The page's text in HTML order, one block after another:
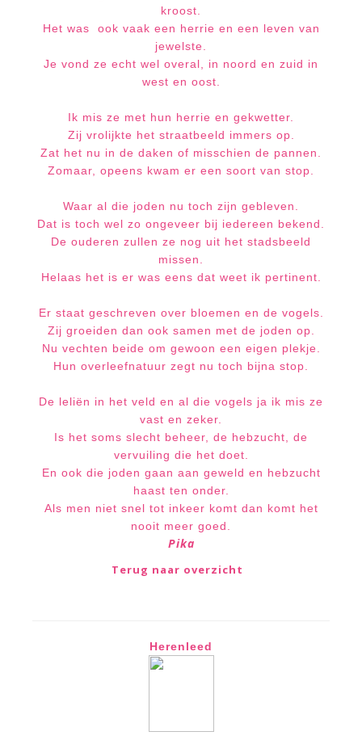
kroost.
Het was
ook vaak een herrie en een leven van
jewelste.
Je vond ze echt wel overal, in noord en zuid in
west en oost.
Ik mis ze met hun herrie en gekwetter.
Zij vrolijkte het straatbeeld immers op.
Zat het nu in de daken of misschien de pannen.
Zomaar, opeens kwam er een soort van stop.
Waar al die joden nu toch zijn gebleven.
Dat is toch wel zo ongeveer bij iedereen bekend.
De ouderen zullen ze nog uit het stadsbeeld
missen.
Helaas het is er was eens dat weet ik pertinent.
Er staat geschreven over bloemen en de vogels.
Zij groeiden dan ook samen met de joden op.
Nu vechten beide om gewoon een eigen plekje.
Hun overleefnatuur zegt nu toch bijna stop.
De leliën in het veld en al die vogels ja ik mis ze
vast en zeker.
Is het soms slecht beheer, de hebzucht, de
vervuiling die het doet.
En ook die joden gaan aan geweld en hebzucht
haast ten onder.
Als men niet snel tot inkeer komt dan komt het
nooit meer goed.
Pika
Terug naar overzicht
Herenleed